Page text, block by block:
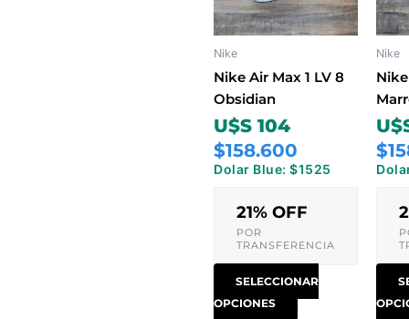
Nike
Nike Air Max 1 LV 8
Obsidian
U$S 104
$158.600
Dolar Blue: $1525
21% OFF
POR
TRANSFERENCIA
SELECCIONAR
OPCIONES
Las
opciones
pueden
página
producto
Nike